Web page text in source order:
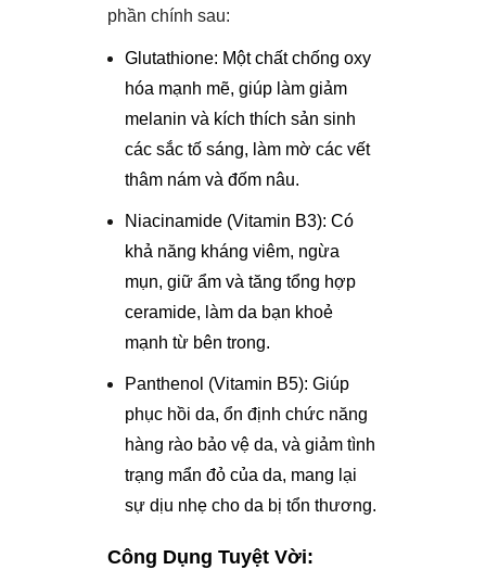
phần chính sau:
Glutathione: Một chất chống oxy
hóa mạnh mẽ, giúp làm giảm
melanin và kích thích sản sinh
các sắc tố sáng, làm mờ các vết
thâm nám và đốm nâu.
Niacinamide (Vitamin B3): Có
khả năng kháng viêm, ngừa
mụn, giữ ẩm và tăng tổng hợp
ceramide, làm da bạn khoẻ
mạnh từ bên trong.
Panthenol (Vitamin B5): Giúp
phục hồi da, ổn định chức năng
hàng rào bảo vệ da, và giảm tình
trạng mẩn đỏ của da, mang lại
sự dịu nhẹ cho da bị tổn thương.
Công Dụng Tuyệt Vời: